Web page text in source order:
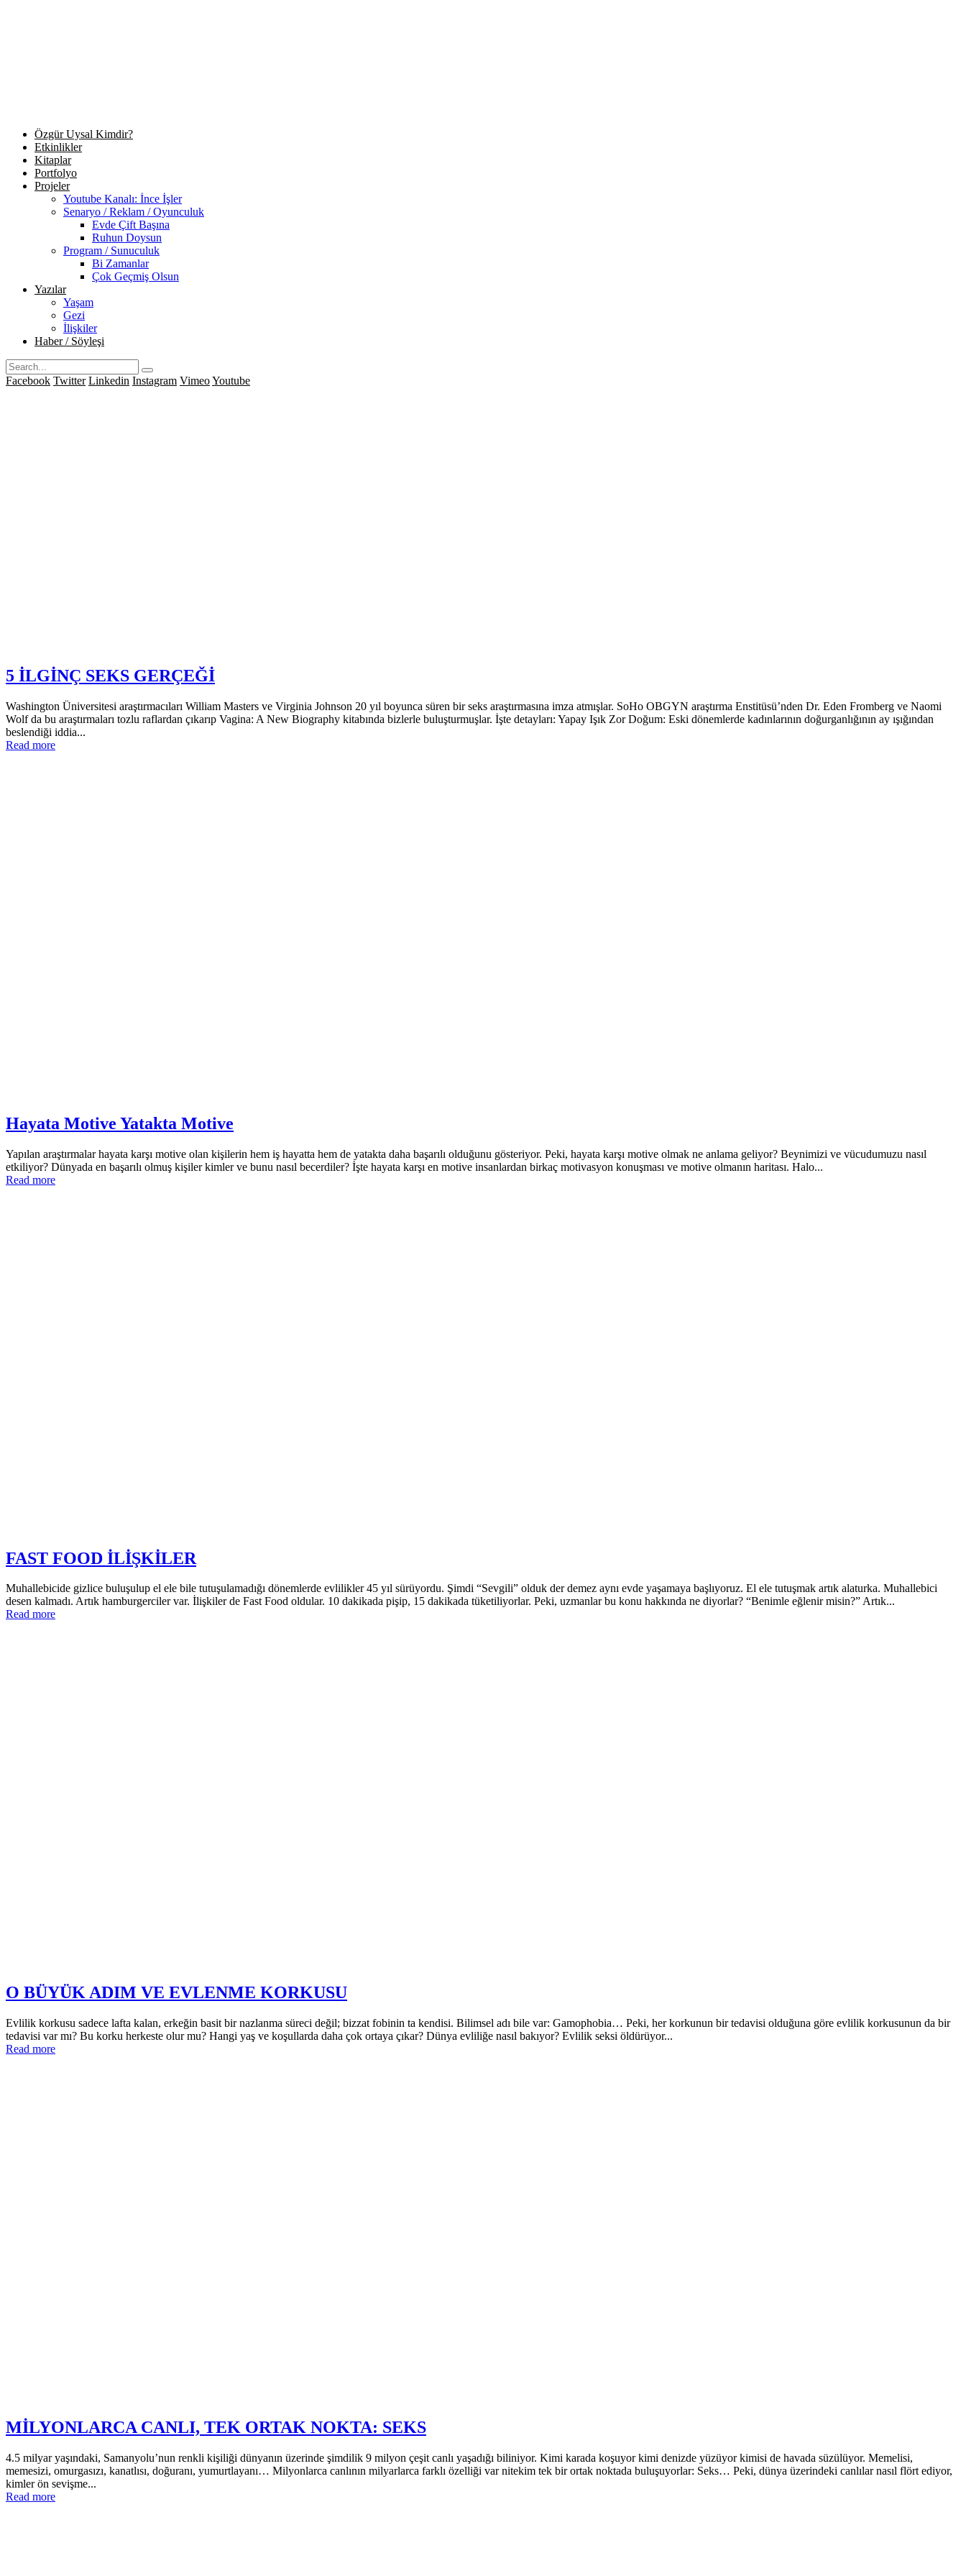
Özgür Uysal Kimdir?
Etkinlikler
Kitaplar
Portfolyo
Projeler
Youtube Kanalı: İnce İşler
Senaryo / Reklam / Oyunculuk
Evde Çift Başına
Ruhun Doysun
Program / Sunuculuk
Bi Zamanlar
Çok Geçmiş Olsun
Yazılar
Yaşam
Gezi
İlişkiler
Haber / Söyleşi
Facebook Twitter Linkedin Instagram VimeoYoutube
5 İLGİNÇ SEKS GERÇEĞİ
Washington Üniversitesi araştırmacıları William Masters ve Virginia Johnson 20 yıl boyunca süren bir seks araştırmasına imza atmışlar. SoHo OBGYN araştırma Enstitüsü’nden Dr. Eden Fromberg ve Naomi
Wolf da bu araştırmaları tozlu raflardan çıkarıp Vagina: A New Biography kitabında bizlerle buluşturmuşlar. İşte detayları: Yapay Işık Zor Doğum: Eski dönemlerde kadınlarının doğurganlığının ay ışığından
beslendiği iddia...
Read more
Hayata Motive Yatakta Motive
Yapılan araştırmalar hayata karşı motive olan kişilerin hem iş hayatta hem de yatakta daha başarılı olduğunu gösteriyor. Peki, hayata karşı motive olmak ne anlama geliyor? Beynimizi ve vücudumuzu nasıl
etkiliyor? Dünyada en başarılı olmuş kişiler kimler ve bunu nasıl becerdiler? İşte hayata karşı en motive insanlardan birkaç motivasyon konuşması ve motive olmanın haritası. Halo...
Read more
FAST FOOD İLİŞKİLER
Muhallebicide gizlice buluşulup el ele bile tutuşulamadığı dönemlerde evlilikler 45 yıl sürüyordu. Şimdi “Sevgili” olduk der demez aynı evde yaşamaya başlıyoruz. El ele tutuşmak artık alaturka. Muhallebici
desen kalmadı. Artık hamburgerciler var. İlişkiler de Fast Food oldular. 10 dakikada pişip, 15 dakikada tüketiliyorlar. Peki, uzmanlar bu konu hakkında ne diyorlar? “Benimle eğlenir misin?” Artık...
Read more
O BÜYÜK ADIM VE EVLENME KORKUSU
Evlilik korkusu sadece lafta kalan, erkeğin basit bir nazlanma süreci değil; bizzat fobinin ta kendisi. Bilimsel adı bile var: Gamophobia… Peki, her korkunun bir tedavisi olduğuna göre evlilik korkusunun da bir
tedavisi var mı? Bu korku herkeste olur mu? Hangi yaş ve koşullarda daha çok ortaya çıkar? Dünya evliliğe nasıl bakıyor? Evlilik seksi öldürüyor...
Read more
MİLYONLARCA CANLI, TEK ORTAK NOKTA: SEKS
4.5 milyar yaşındaki, Samanyolu’nun renkli kişiliği dünyanın üzerinde şimdilik 9 milyon çeşit canlı yaşadığı biliniyor. Kimi karada koşuyor kimi denizde yüzüyor kimisi de havada süzülüyor. Memelisi,
memesizi, omurgasızı, kanatlısı, doğuranı, yumurtlayanı… Milyonlarca canlının milyarlarca farklı özelliği var nitekim tek bir ortak noktada buluşuyorlar: Seks… Peki, dünya üzerindeki canlılar nasıl flört ediyor,
kimler ön sevişme...
Read more